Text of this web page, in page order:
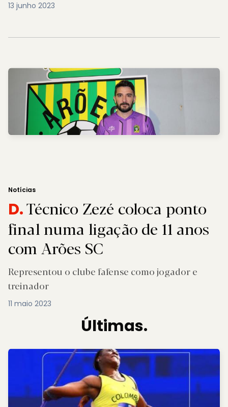
13 junho 2023
Notícias
D.Técnico Zezé coloca ponto
final numa ligação de 11 anos
com Arões SC
Representou o clube fafense como jogador e
treinador
11 maio 2023
Últimas.